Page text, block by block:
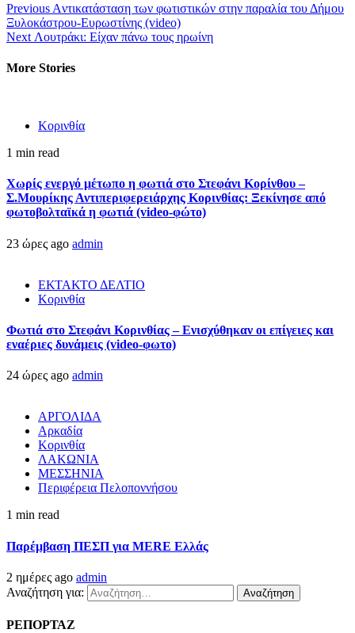
Previous Aντικατάσταση των φωτιστικών στην παραλία του Δήμου
Ξυλοκάστρου-Ευρωστίνης (video)
Next Λουτράκι: Είχαν πάνω τους ηρωίνη
More Stories
Κορινθία
1 min read
Χωρίς ενεργό μέτωπο η φωτιά στο Στεφάνι Κορίνθου –
Σ.Μουρίκης Αντιπεριφερειάρχης Κορινθίας: Ξεκίνησε από
φωτοβολταϊκά η φωτιά (video-φώτο)
23 ώρες ago admin
ΕΚΤΑΚΤΟ ΔΕΛΤΙΟ
Κορινθία
Φωτιά στο Στεφάνι Κορινθίας – Ενισχύθηκαν οι επίγειες και
εναέριες δυνάμεις (video-φωτο)
24 ώρες ago admin
ΑΡΓΟΛΙΔΑ
Αρκαδία
Κορινθία
ΛΑΚΩΝΙΑ
ΜΕΣΣΗΝΙΑ
Περιφέρεια Πελοποννήσου
1 min read
Παρέμβαση ΠΕΣΠ για MERE Ελλάς
2 ημέρες ago admin
Αναζήτηση για:
ΡΕΠΟΡΤΑΖ